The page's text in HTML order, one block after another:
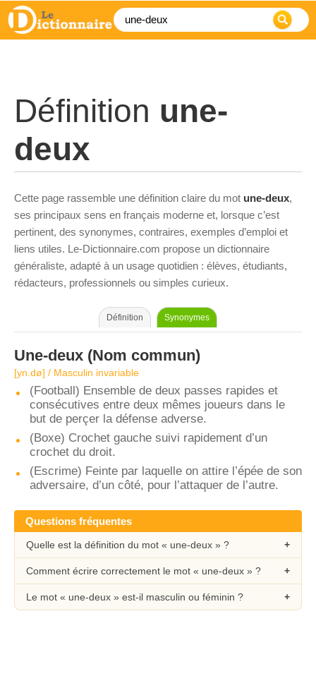
Définition une-
deux
Cette page rassemble une définition claire du mot une-deux,
ses principaux sens en français moderne et, lorsque c’est
pertinent, des synonymes, contraires, exemples d’emploi et
liens utiles. Le-Dictionnaire.com propose un dictionnaire
généraliste, adapté à un usage quotidien : élèves, étudiants,
rédacteurs, professionnels ou simples curieux.
Définition Synonymes
Une-deux (Nom commun)
[yn.dø] / Masculin invariable
(Football) Ensemble de deux passes rapides et
consécutives entre deux mêmes joueurs dans le
but de perçer la défense adverse.
(Boxe) Crochet gauche suivi rapidement d’un
crochet du droit.
(Escrime) Feinte par laquelle on attire l’épée de son
adversaire, d’un côté, pour l’attaquer de l’autre.
Questions fréquentes
Quelle est la définition du mot « une-deux » ?
Comment écrire correctement le mot « une-deux » ?
Le mot « une-deux » est-il masculin ou féminin ?